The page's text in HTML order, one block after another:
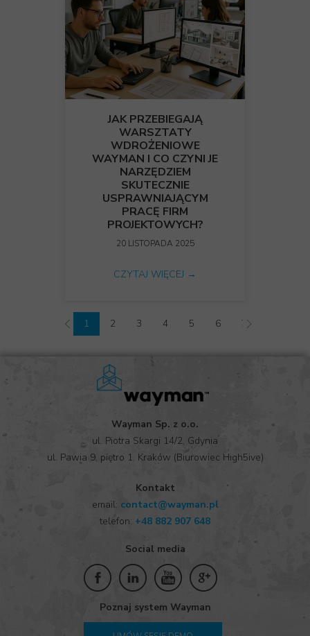
JAK PRZEBIEGAJĄ
WARSZTATY
WDROŻENIOWE
WAYMAN I CO CZYNI JE
NARZĘDZIEM
SKUTECZNIE
USPRAWNIAJĄCYM
PRACĘ FIRM
PROJEKTOWYCH?
20 LISTOPADA 2025
CZYTAJ WIĘCEJ →
1 2 3 4 5 6 7
Poznaj system Wayman
Social media
Kontakt
email: contact@wayman.pl
telefon: +48 882 907 648
Wayman Sp. z o.o.
ul. Piotra Skargi 14/2, Gdynia
ul. Pawia 9, piętro 1, Kraków (Biurowiec High5ive)